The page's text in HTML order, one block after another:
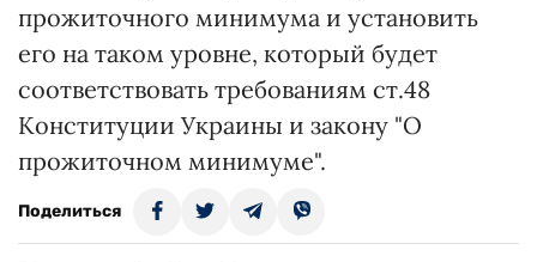
прожиточного минимума и установить
его на таком уровне, который будет
соответствовать требованиям ст.48
Конституции Украины и закону "О
прожиточном минимуме".
Поделиться